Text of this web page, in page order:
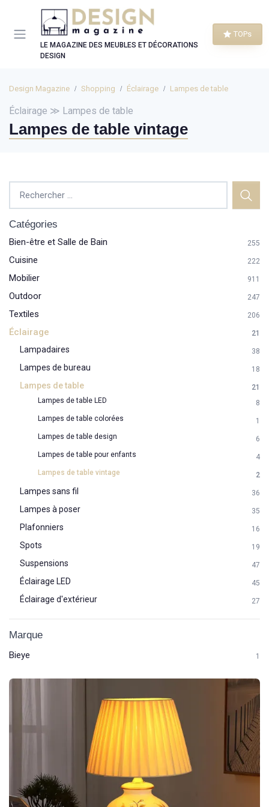
LE MAGAZINE DES MEUBLES ET DÉCORATIONS
DESIGN
TOPs
Design Magazine Shopping Éclairage Lampes de table
Éclairage ≫ Lampes de table
Lampes de table vintage
Catégories
Bien-être et Salle de Bain 255
Cuisine 222
Mobilier 911
Outdoor 247
Textiles 206
Éclairage 21
Lampadaires 38
Lampes de bureau 18
Lampes de table
21
Lampes de table LED
8
Lampes de table colorées
1
Lampes de table design
6
Lampes de table pour enfants
4
Lampes de table vintage
2
Lampes sans fil 36
Lampes à poser 35
Plafonniers 16
Spots 19
Suspensions 47
Éclairage LED 45
Éclairage d'extérieur 27
Marque
Bieye 1
Panneau de gestion des cookies